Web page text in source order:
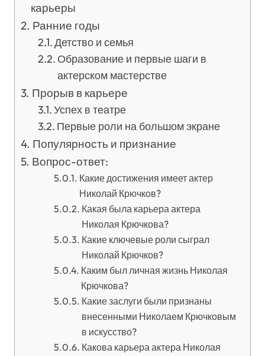
карьеры
Ранние годы
Детство и семья
Образование и первые шаги в
актерском мастерстве
Прорыв в карьере
Успех в театре
Первые роли на большом экране
Популярность и признание
Вопрос-ответ:
Какие достижения имеет актер
Николай Крючков?
Какая была карьера актера
Николая Крючкова?
Какие ключевые роли сыграл
Николай Крючков?
Каким был личная жизнь Николая
Крючкова?
Какие заслуги были признаны
внесенными Николаем Крючковым
в искусство?
Какова карьера актера Николая